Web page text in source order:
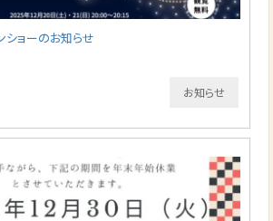
ョーのお知らせ
お知らせ